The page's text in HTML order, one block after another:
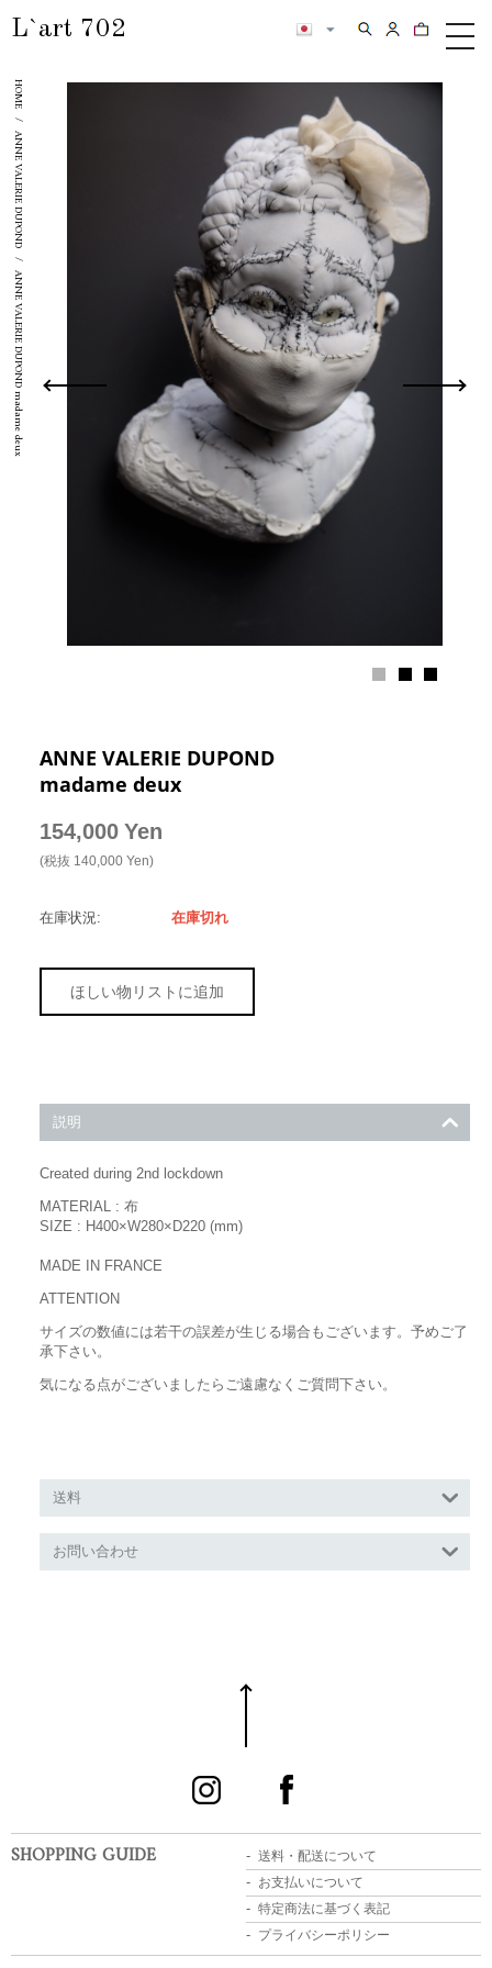
L`art 702
メ
検索 カートの内
HOME
/
ANNE VALERIE DUPOND
/
ANNE VALERIE DUPOND madame deux
ANNE VALERIE DUPOND
madame deux
154,000 Yen
(税抜 140,000 Yen)
在庫状況: 在庫切れ
ほしい物リストに追加
説明
Created during 2nd lockdown
MATERIAL : 布
SIZE : H400×W280×D220 (mm)
MADE IN FRANCE
ATTENTION
サイズの数値には若干の誤差が生じる場合もございます。予めご了
承下さい。
気になる点がございましたらご遠慮なくご質問下さい。
送料
お問い合わせ
SHOPPING GUIDE
送料・配送について
お支払いについて
特定商法に基づく表記
プライバシーポリシー